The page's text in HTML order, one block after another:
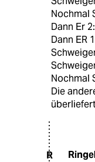
Nochmal
Dann Er
Dann ER
Nochmal
Die
R